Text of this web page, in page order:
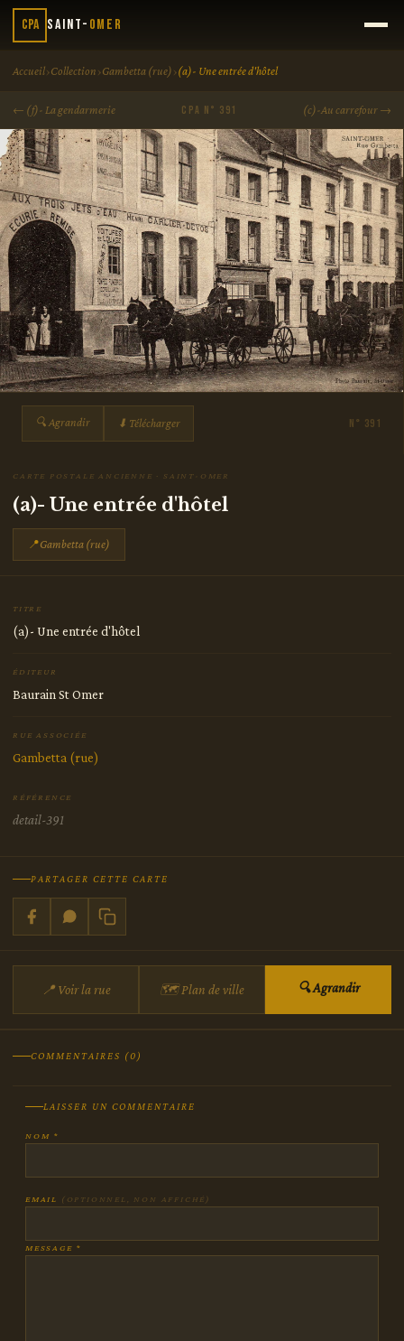
CPA Saint- Omer
Accueil›Collection ›Gambetta (rue) ›(a)- Une entrée d'hôtel
← (f)- La gendarmerie CPA N° 391 (c)-Au carrefour →
🔍 Agrandir ⬇ Télécharger N° 391
CARTE POSTALE ANCIENNE · SAINT-OMER
(a)- Une entrée d'hôtel
📍Gambetta (rue)
TITRE
(a)- Une entrée d'hôtel
ÉDITEUR
Baurain St Omer
RUE ASSOCIÉE
Gambetta (rue)
RÉFÉRENCE
detail-391
PARTAGER CETTE CARTE
📍 Voir la rue 🗺 Plan de ville 🔍 Agrandir
COMMENTAIRES (0)
LAISSER UN COMMENTAIRE
NOM *
EMAIL (OPTIONNEL, NON AFFICHÉ)
MESSAGE *